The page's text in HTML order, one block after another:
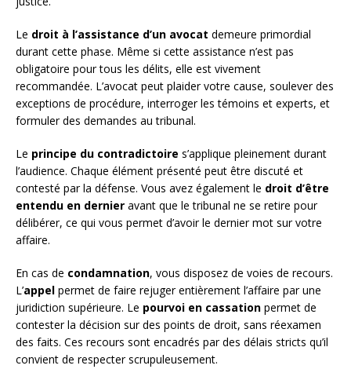
Le droit à l’assistance d’un avocat demeure primordial
durant cette phase. Même si cette assistance n’est pas
obligatoire pour tous les délits, elle est vivement
recommandée. L’avocat peut plaider votre cause, soulever des
exceptions de procédure, interroger les témoins et experts, et
formuler des demandes au tribunal.
Le principe du contradictoire s’applique pleinement durant
l’audience. Chaque élément présenté peut être discuté et
contesté par la défense. Vous avez également le droit d’être
entendu en dernier avant que le tribunal ne se retire pour
délibérer, ce qui vous permet d’avoir le dernier mot sur votre
affaire.
En cas de condamnation, vous disposez de voies de recours.
L’appel permet de faire rejuger entièrement l’affaire par une
juridiction supérieure. Le pourvoi en cassation permet de
contester la décision sur des points de droit, sans réexamen
des faits. Ces recours sont encadrés par des délais stricts qu’il
convient de respecter scrupuleusement.